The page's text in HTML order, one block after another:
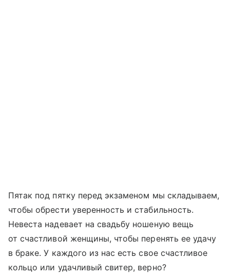
Пятак под пятку перед экзаменом мы складываем,
чтобы обрести уверенность и стабильность.
Невеста надевает на свадьбу ношеную вещь
от счастливой женщины, чтобы перенять ее удачу
в браке. У каждого из нас есть свое счастливое
кольцо или удачливый свитер, верно?